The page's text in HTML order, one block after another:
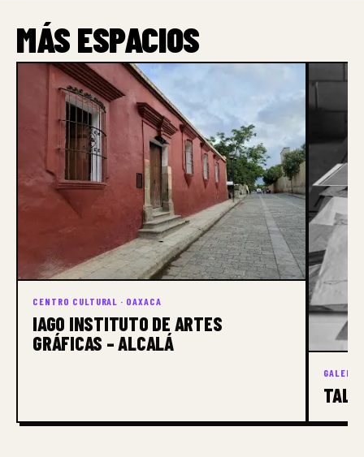
MÁS ESPACIOS
CENTRO CULTURAL · OAXACA
IAGO INSTITUTO DE ARTES
GRÁFICAS – ALCALÁ
GALERÍA